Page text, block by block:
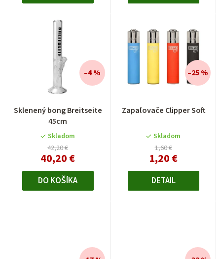
Sklenený bong Breitseite
45cm
Skladom
42,20 €
40,20 €
–4 %
DO KOŠÍKA
Zapaľovače Clipper Soft
Skladom
1,60 €
1,20 €
–25 %
DETAIL